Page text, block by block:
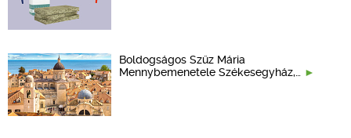
Boldogságos Szűz Mária
Mennybemenetele Székesegyház,…